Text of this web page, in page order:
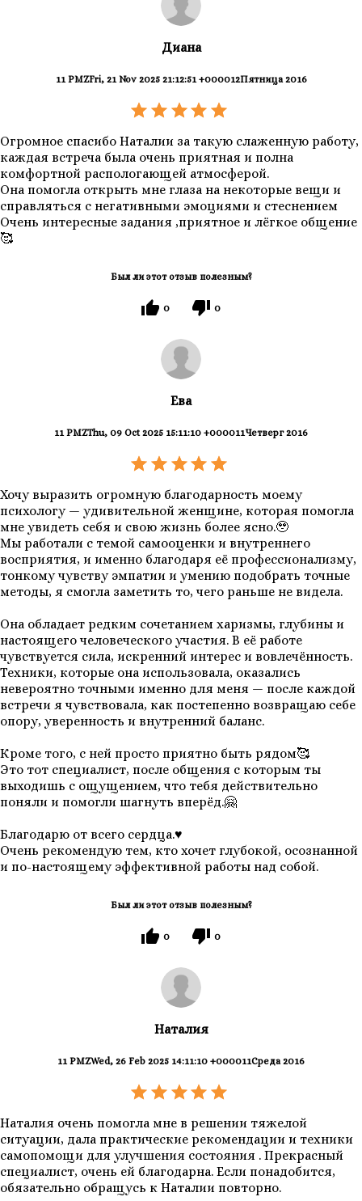
11 PMZFri, 21 Nov 2025 21:12:51 +000012Пятница 2016
Диана
Огромное спасибо Наталии за такую слаженную работу,
каждая встреча была очень приятная и полна
комфортной распологающей атмосферой.
Она помогла открыть мне глаза на некоторые вещи и
справляться с негативными эмоциями и стеснением
Очень интересные задания ,приятное и лёгкое общение
🥰
Был ли этот отзыв полезным?
0 0
11 PMZThu, 09 Oct 2025 15:11:10 +000011Четверг 2016
Ева
Хочу выразить огромную благодарность моему
психологу — удивительной женщине, которая помогла
мне увидеть себя и свою жизнь более ясно.🥹
Мы работали с темой самооценки и внутреннего
восприятия, и именно благодаря её профессионализму,
тонкому чувству эмпатии и умению подобрать точные
методы, я смогла заметить то, чего раньше не видела.
Она обладает редким сочетанием харизмы, глубины и
настоящего человеческого участия. В её работе
чувствуется сила, искренний интерес и вовлечённость.
Техники, которые она использовала, оказались
невероятно точными именно для меня — после каждой
встречи я чувствовала, как постепенно возвращаю себе
опору, уверенность и внутренний баланс.
Кроме того, с ней просто приятно быть рядом🥰
Это тот специалист, после общения с которым ты
выходишь с ощущением, что тебя действительно
поняли и помогли шагнуть вперёд.🤗
Благодарю от всего сердца.♥️
Очень рекомендую тем, кто хочет глубокой, осознанной
и по-настоящему эффективной работы над собой.
Был ли этот отзыв полезным?
0 0
11 PMZWed, 26 Feb 2025 14:11:10 +000011Среда 2016
Наталия
Наталия очень помогла мне в решении тяжелой
ситуации, дала практические рекомендации и техники
самопомощи для улучшения состояния . Прекрасный
специалист, очень ей благодарна. Если понадобится,
обязательно обращусь к Наталии повторно.